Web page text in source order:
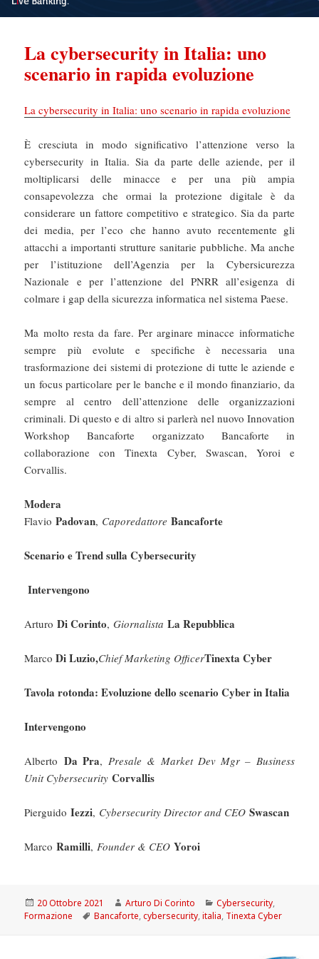
La cybersecurity in Italia: uno
scenario in rapida evoluzione
La cybersecurity in Italia: uno scenario in rapida evoluzione
È cresciuta in modo significativo l’attenzione verso la
cybersecurity in Italia. Sia da parte delle aziende, per il
moltiplicarsi delle minacce e per una più ampia
consapevolezza che ormai la protezione digitale è da
considerare un fattore competitivo e strategico. Sia da parte
dei media, per l’eco che hanno avuto recentemente gli
attacchi a importanti strutture sanitarie pubbliche. Ma anche
per l’istituzione dell’Agenzia per la Cybersicurezza
Nazionale e per l’attenzione del PNRR all’esigenza di
colmare i gap della sicurezza informatica nel sistema Paese.
Ma molto resta da fare. Per arginare minacce informatiche
sempre più evolute e specifiche è necessaria una
trasformazione dei sistemi di protezione di tutte le aziende e
un focus particolare per le banche e il mondo finanziario, da
sempre al centro dell’attenzione delle organizzazioni
criminali. Di questo e di altro si parlerà nel nuovo Innovation
Workshop Bancaforte organizzato Bancaforte in
collaborazione con Tinexta Cyber, Swascan, Yoroi e
Corvallis.
Modera
FlavioPadovan, Caporedattore Bancaforte
Scenario e Trend sulla Cybersecurity
Intervengono
ArturoDi Corinto,Giornalista La Repubblica
Marco Di Luzio,Chief Marketing OfficerTinexta Cyber
Tavola rotonda: Evoluzione dello scenario Cyber in Italia
Intervengono
Alberto Da Pra, Presale & Market Dev Mgr – Business
Unit Cybersecurity Corvallis
PierguidoIezzi, Cybersecurity Director and CEO Swascan
MarcoRamilli, Founder & CEO Yoroi
Scritto
il
20 Ottobre 2021 Autore
Arturo Di Corinto Categorie
Cybersecurity,
Formazione
Tag
Bancaforte,cybersecurity,italia, Tinexta Cyber